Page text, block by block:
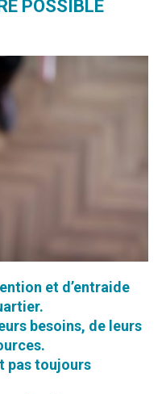
POSSIBLE
et d’entraide
besoins, de leurs
pas toujours